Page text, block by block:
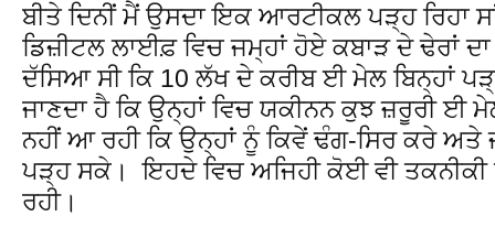
ਬੀਤੇ ਦਿਨੀਂ ਮੈਂ ਉਸਦਾ ਇਕ ਆਰਟੀਕਲ ਪੜ੍ਹ ਰਿਹਾ
ਡਿਜ਼ੀਟਲ ਲਾਈਫ਼ ਵਿਚ ਜਮ੍ਹਾਂ ਹੋਏ ਕਬਾੜ ਦੇ ਢੇਰਾਂ
ਦੱਸਿਆ ਸੀ ਕਿ 10 ਲੱਖ ਦੇ ਕਰੀਬ ਈ ਮੇਲ ਬਿਨ੍ਹਾਂ
ਜਾਣਦਾ ਹੈ ਕਿ ਉਨ੍ਹਾਂ ਵਿਚ ਯਕੀਨਨ ਕੁਝ ਜ਼ਰੂਰੀ ਈ
ਨਹੀਂ ਆ ਰਹੀ ਕਿ ਉਨ੍ਹਾਂ ਨੂੰ ਕਿਵੇਂ ਢੰਗ-ਸਿਰ ਕਰੇ ਅਤੇ
ਪੜ੍ਹ ਸਕੇ। ਇਹਦੇ ਵਿਚ ਅਜਿਹੀ ਕੋਈ ਵੀ
ਰਹੀ।